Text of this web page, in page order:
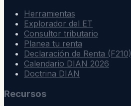
Herramientas
Explorador del ET
Consultor tributario
Planea tu renta
Declaración de Renta (F210)
Calendario DIAN 2026
Doctrina DIAN
Recursos